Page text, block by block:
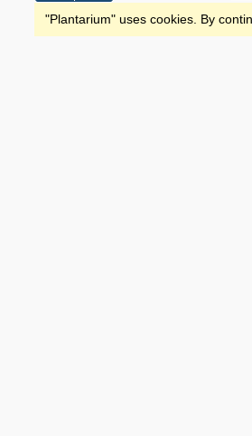
"Plantarium" uses cookies. By